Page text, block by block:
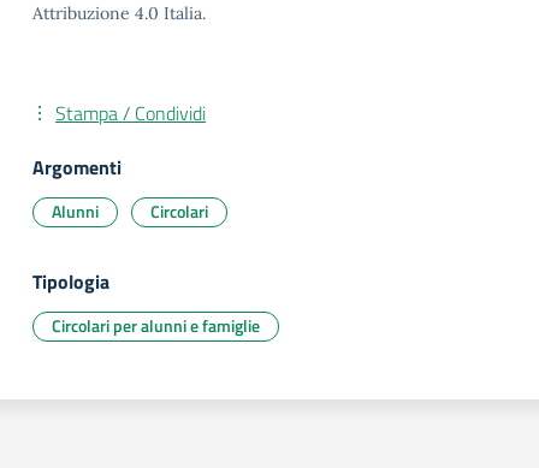
Attribuzione 4.0 Italia.
Stampa / Condividi
Argomenti
Alunni Circolari
Tipologia
Circolari per alunni e famiglie